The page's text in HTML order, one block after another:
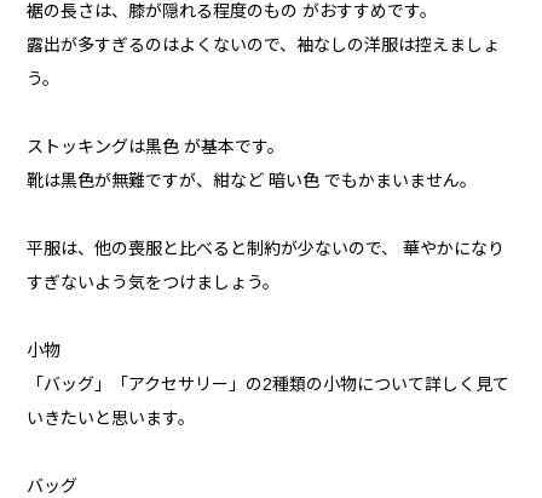
裾の長さは、膝が隠れる程度のもの がおすすめです。
露出が多すぎるのはよくないので、袖なしの洋服は控えましょ
う。
ストッキングは黒色 が基本です。
靴は黒色が無難ですが、紺など 暗い色 でもかまいません。
平服は、他の喪服と比べると制約が少ないので、 華やかになり
すぎないよう気をつけましょう。
小物
「バッグ」「アクセサリー」の2種類の小物について詳しく見て
いきたいと思います。
バッグ